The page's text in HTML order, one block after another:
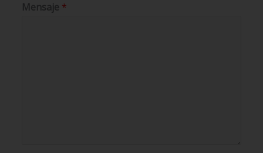
Mensaje *